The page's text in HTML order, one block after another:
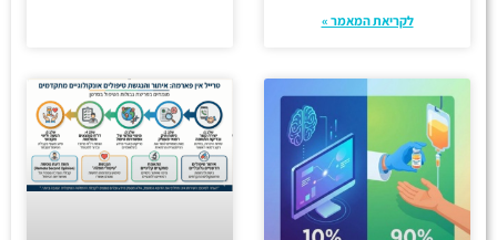
לקריאת המאמר »